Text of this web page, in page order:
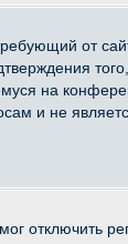
от
на
и не
отключить